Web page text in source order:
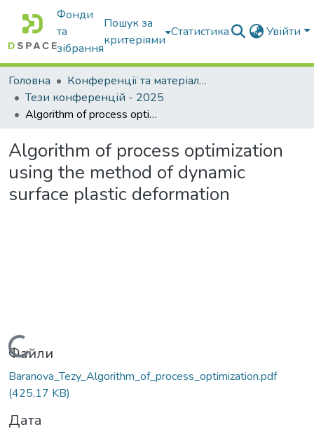
Фонди
та
зібрання
Пошук за
критеріями
Статистика Увійти
Головна
Конференції та матеріали конференцій
Тези конференцій - 2025
Algorithm of process optimization using the method of dynamic surface plastic deformation
Algorithm of process optimization
using the method of dynamic
surface plastic deformation
Вантажиться...
Файли
Baranova_Tezy_Algorithm_of_process_optimization.pdf
(425,17 KB)
Дата